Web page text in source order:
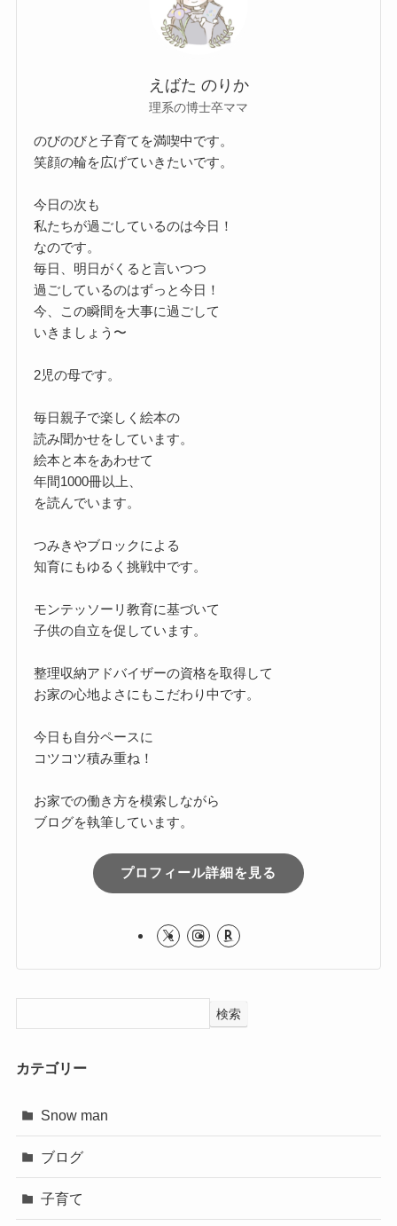
えばた のりか
理系の博士卒ママ
のびのびと子育てを満喫中です。
笑顔の輪を広げていきたいです。
今日の次も
私たちが過ごしているのは今日！
なのです。
毎日、明日がくると言いつつ
過ごしているのはずっと今日！
今、この瞬間を大事に過ごして
いきましょう〜
2児の母です。
毎日親子で楽しく絵本の
読み聞かせをしています。
絵本と本をあわせて
年間1000冊以上、
を読んでいます。
つみきやブロックによる
知育にもゆるく挑戦中です。
モンテッソーリ教育に基づいて
子供の自立を促しています。
整理収納アドバイザーの資格を取得して
お家の心地よさにもこだわり中です。
今日も自分ペースに
コツコツ積み重ね！
お家での働き方を模索しながら
ブログを執筆しています。
プロフィール詳細を見る
検索
カテゴリー
Snow man
ブログ
子育て